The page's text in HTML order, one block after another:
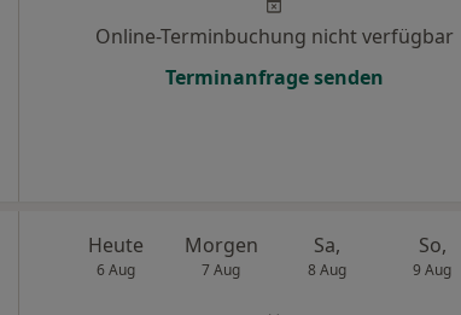
Online-Terminbuchung nicht verfügbar
Terminanfrage senden
Heute
6 Aug
Morgen
7 Aug
Sa,
8 Aug
So,
9 Aug